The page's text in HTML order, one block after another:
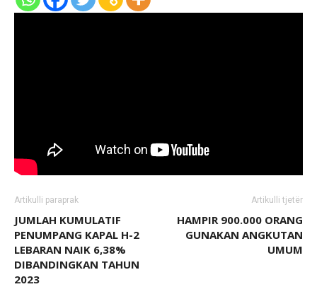
Artikulli paraprak
JUMLAH KUMULATIF
PENUMPANG KAPAL H-2
LEBARAN NAIK 6,38%
DIBANDINGKAN TAHUN
2023
Artikulli tjetër
HAMPIR 900.000 ORANG
GUNAKAN ANGKUTAN
UMUM